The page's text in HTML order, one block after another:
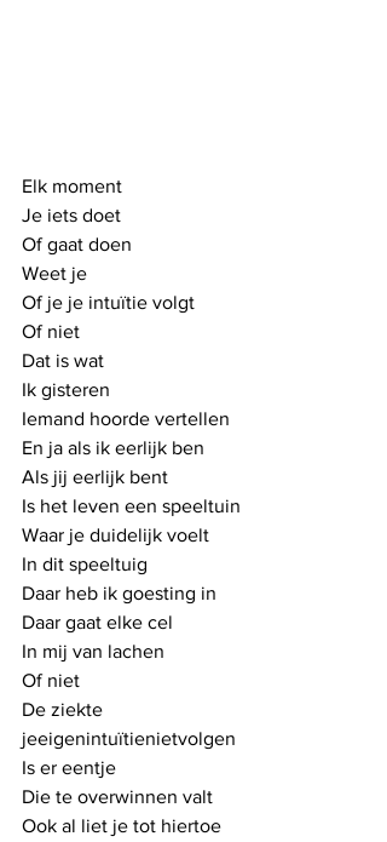
Elk moment
Je iets doet
Of gaat doen
Weet je
Of je je intuïtie volgt
Of niet
Dat is wat
Ik gisteren
Iemand hoorde vertellen
En ja als ik eerlijk ben
Als jij eerlijk bent
Is het leven een speeltuin
Waar je duidelijk voelt
In dit speeltuig
Daar heb ik goesting in
Daar gaat elke cel
In mij van lachen
Of niet
De ziekte
jeeigenintuïtienietvolgen
Is er eentje
Die te overwinnen valt
Ook al liet je tot hiertoe